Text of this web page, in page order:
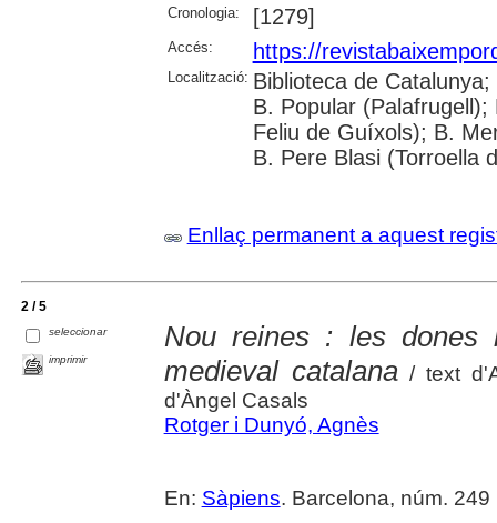
Cronologia: [1279]
Accés: https://
Localització: Biblioteca de
B. Popular
Feliu de Guíxols); B.
B. Pere Blasi (Torroella
Enllaç permanent a aquest
2 / 5
seleccionar
imprimir
Nou reines : les dones
medieval catalana/ text
d'Àngel Casals
Rotger i Dunyó, Agnès
En: Sàpiens. Barcelona, núm.